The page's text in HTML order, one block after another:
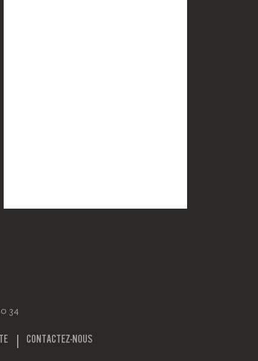
34
CONTACTEZ-NOUS